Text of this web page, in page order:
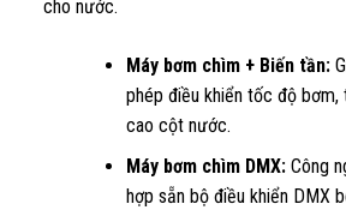
cho nước.
Máy bơm chìm + Biến tần:
phép điều khiển tốc độ
cao cột nước.
Máy bơm chìm DMX: Công
hợp sẵn bộ điều khiển DMX